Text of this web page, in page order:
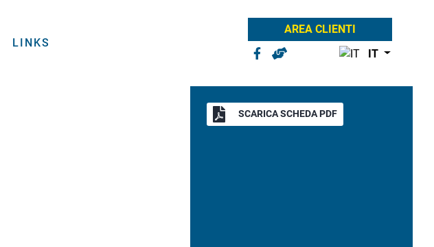
LINKS
AREA CLIENTI
IT
SCARICA SCHEDA PDF